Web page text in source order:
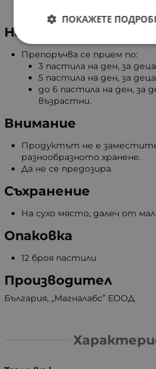
Начин на употреба
Препоръчва се прием по:
3 пастила на ден, за
5 пастила на ден, за
до 6 пастила на ден, за
възрастни.
Внимание
Продуктът не е
разнообразното хранене.
Да не се предозира.
Съхранение
На сухо място, далеч от
Опаковка
12 броя пастили
Производител
България, „Магналабс” ЕООД
ПОКАЖЕТЕ